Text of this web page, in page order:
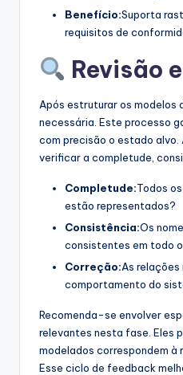
Benefício:Suporta
requisitos de
Revisão
Após estruturar os modelos
necessária. Este processo
com precisão o estado alvo.
verificar a completude,
Completude:Todos
estão representados?
Consistência:Os
consistentes em todo
Correção:As
comportamento do
Recomenda-se envolver
relevantes nesta fase. Eles
modelados correspondem à
Esse ciclo de feedback